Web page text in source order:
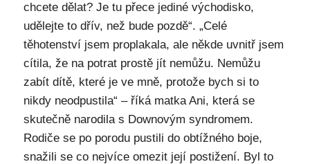
chcete dělat? Je tu přece jediné východisko,
udělejte to dřív, než bude pozdě“. „Celé
těhotenství jsem proplakala, ale někde uvnitř jsem
cítila, že na potrat prostě jít nemůžu. Nemůžu
zabít dítě, které je ve mně, protože bych si to
nikdy neodpustila“ – říká matka Ani, která se
skutečně narodila s Downovým syndromem.
Rodiče se po porodu pustili do obtížného boje,
snažili se co nejvíce omezit její postižení. Byl to